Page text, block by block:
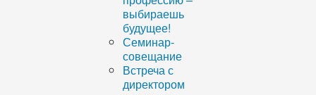
выбираешь
будущее!
Семинар-
совещание
Встреча с
директором